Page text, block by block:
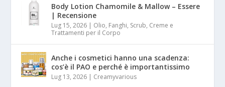
Body Lotion Chamomile & Mallow – Essere
| Recensione
Lug 15, 2026 | Olio, Fanghi, Scrub, Creme e
Trattamenti per il Corpo
Anche i cosmetici hanno una scadenza:
cos’è il PAO e perché è importantissimo
Lug 13, 2026 | Creamyvarious